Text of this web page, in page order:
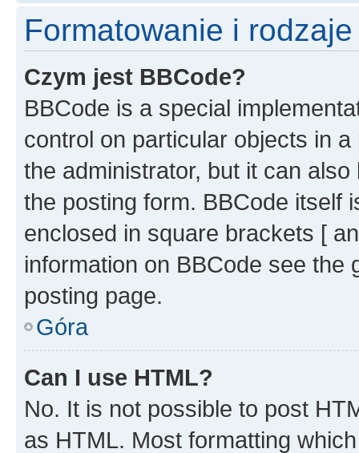
Formatowanie i
Czym jest BBCode?
BBCode is a special
control on particular objects in
the administrator, but it can
the posting form. BBCode itself
enclosed in square brackets [
information on BBCode see
posting page.
Góra
Can I use HTML?
No. It is not possible to post
as HTML. Most formatting